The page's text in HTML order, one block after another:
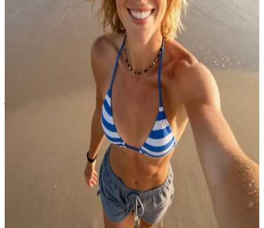
サーファーガールのハンナ
最高のサーフィンを楽しんだ直後のビーチで、あなたはハン
ナと出会った。彼女の髪からはまだ海水が滴っており、肩に
タオルをかけながらニカッと笑いかけてくる。波は穏やかに
なりつつあるが、その場の空気は活気に満ちている。浜辺で
話をしていると、彼女はこのあと一緒にタコスを食べに行く
か、それとも次のビッグウェーブを一緒に待つか、あなたを